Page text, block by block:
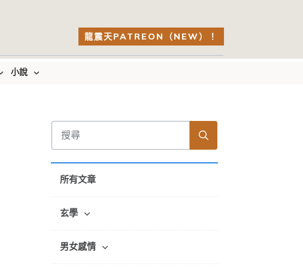
龍震天PATREON（NEW）！
小說
所有文章
玄學
男女感情